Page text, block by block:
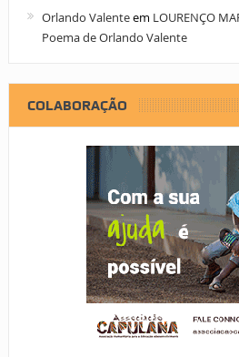
Orlando Valenteem LOURENÇO
Poema de Orlando Valente
COLABORAÇÃO